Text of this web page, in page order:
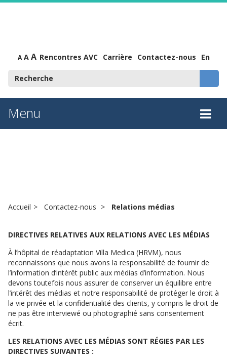
A A A Rencontres AVC Carrière Contactez-nous En
Menu
Accueil Contactez-nous Relations médias
DIRECTIVES RELATIVES AUX RELATIONS AVEC LES MÉDIAS
À l’hôpital de réadaptation Villa Medica (HRVM), nous
reconnaissons que nous avons la responsabilité de fournir de
l’information d’intérêt public aux médias d’information. Nous
devons toutefois nous assurer de conserver un équilibre entre
l’intérêt des médias et notre responsabilité de protéger le droit à
la vie privée et la confidentialité des clients, y compris le droit de
ne pas être interviewé ou photographié sans consentement
écrit.
LES RELATIONS AVEC LES MÉDIAS SONT RÉGIES PAR LES
DIRECTIVES SUIVANTES :